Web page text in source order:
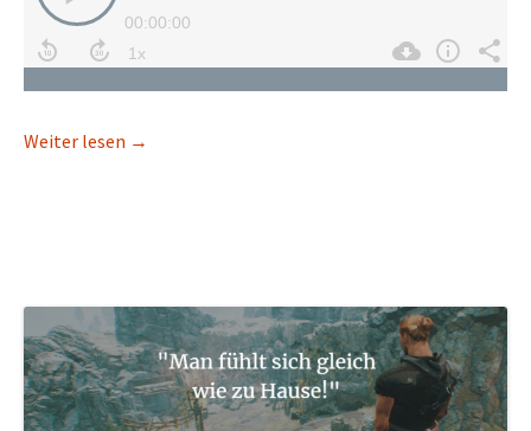
Weiter lesen Die zweitbesten Spiele 2019
→